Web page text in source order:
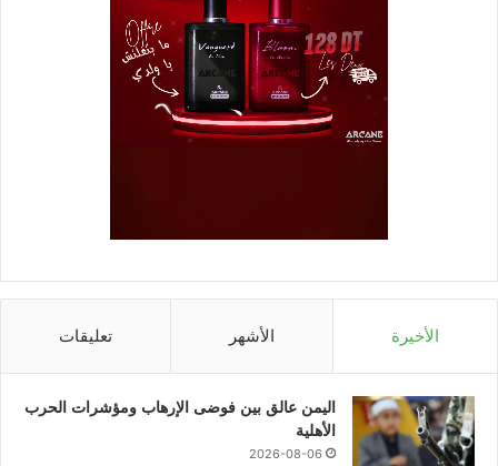
الأخيرة الأشهر تعليقات
اليمن عالق بين فوضى الإرهاب ومؤشرات الحرب
الأهلية
2026-08-06